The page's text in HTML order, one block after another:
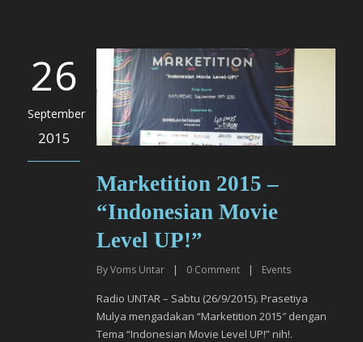
26
September
2015
Marketition 2015 –
“Indonesian Movie
Level­ UP!”
ByVoms Untar | 0 Comment | Events
Radio UNTAR – Sabtu (26/9/2015). Prasetiya
Mulya mengadakan “Marketition 2015″ dengan
Tema “Indonesian Movie Level­ UP!” nih!.